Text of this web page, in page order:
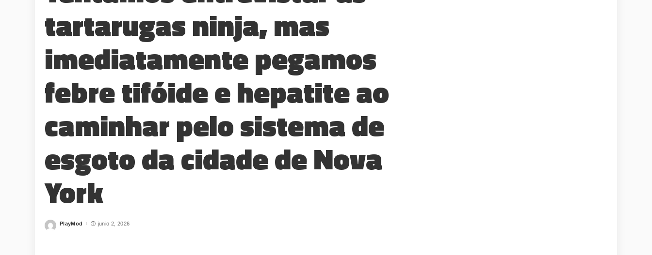
tartarugas ninja, mas
imediatamente pegamos
febre tifóide e hepatite ao
caminhar pelo sistema de
esgoto da cidade de Nova
York
Posted
PlayMod junio 2, 2026